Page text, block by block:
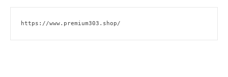
https://www.premium303.shop/